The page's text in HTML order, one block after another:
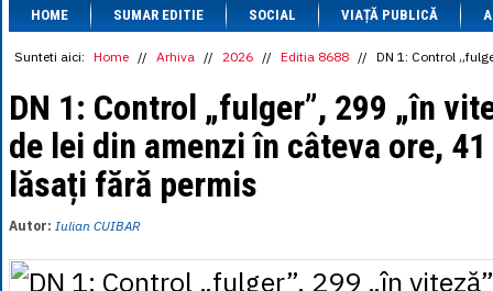
1 CAD= 3.1559
1 CHF= 5.2813
1 CNY = 0.6015
1 DKK= 0.6668
1 EGP
= 0.0860
= 1.2223
1 INR = 0.0513
1 NZD
= 2.6097
HOME SUMAR EDITIE SOCIAL VIAȚĂ PUBLICĂ
Sunteti aici: Home // Arhiva // 2026 // Editia 8688 // DN 1: Control
DN 1: Control „fulger”, 299 „în
de lei din amenzi în câteva ore,
lăsați fără permis
Autor: Iulian CUIBAR